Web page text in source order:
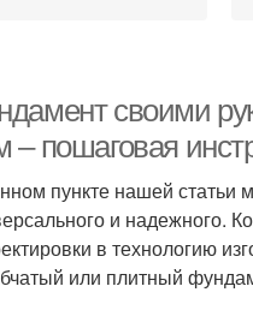
своими
– пошаговая
пункте нашей статьи
и надежного.
в технологию
или плитный